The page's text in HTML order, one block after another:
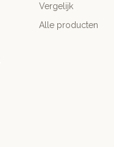
Vergelijk
Alle producten